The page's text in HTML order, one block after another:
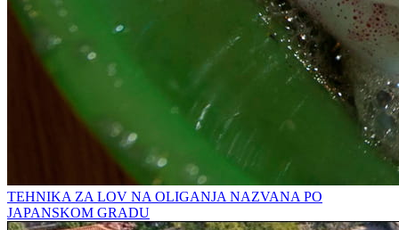
TEHNIKA ZA LOV NA OLIGANJA NAZVANA PO
JAPANSKOM GRADU